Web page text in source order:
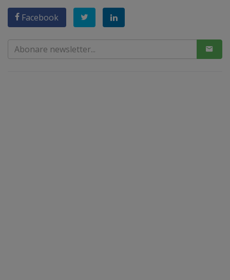
Facebook